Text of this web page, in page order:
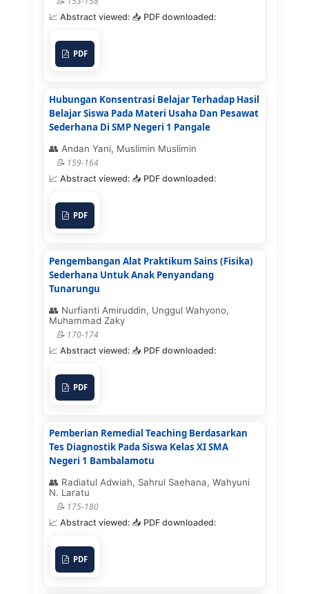
PDF
Hubungan Konsentrasi Belajar Terhadap Hasil
Belajar Siswa Pada Materi Usaha Dan Pesawat
Sederhana Di SMP Negeri 1 Pangale
Andan Yani, Muslimin Muslimin
159-164
PDF
Pengembangan Alat Praktikum Sains (Fisika)
Sederhana Untuk Anak Penyandang
Tunarungu
Nurfianti Amiruddin, Unggul Wahyono,
Muhammad Zaky
170-174
PDF
Pemberian Remedial Teaching Berdasarkan
Tes Diagnostik Pada Siswa Kelas XI SMA
Negeri 1 Bambalamotu
Radiatul Adwiah, Sahrul Saehana, Wahyuni
N. Laratu
175-180
PDF